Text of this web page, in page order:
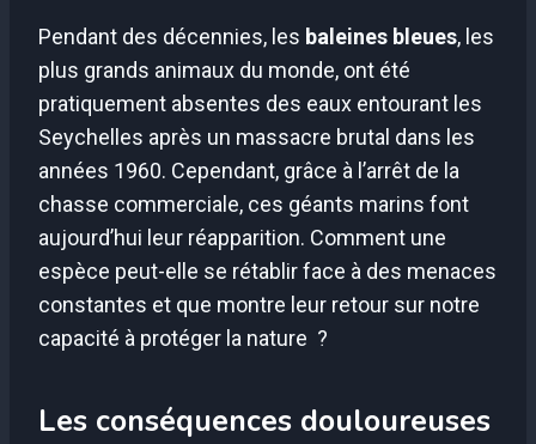
Pendant des décennies, les baleines bleues, les
plus grands animaux du monde, ont été
pratiquement absentes des eaux entourant les
Seychelles après un massacre brutal dans les
années 1960. Cependant, grâce à l’arrêt de la
chasse commerciale, ces géants marins font
aujourd’hui leur réapparition. Comment une
espèce peut-elle se rétablir face à des menaces
constantes et que montre leur retour sur notre
capacité à protéger la nature ?
Les conséquences douloureuses